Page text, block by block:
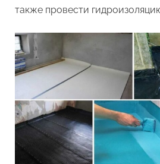
также провести